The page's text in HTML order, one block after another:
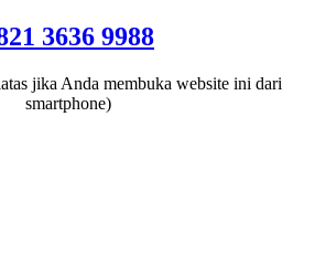
3636 9988
jika Anda membuka website ini dari
smartphone)